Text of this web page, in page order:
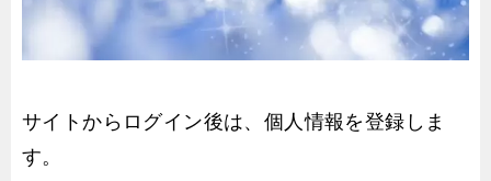
サイトからログイン後は、個人情報を登録しま
す。